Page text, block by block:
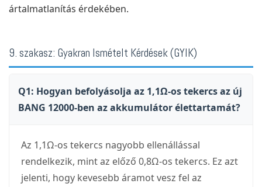
ártalmatlanítás érdekében.
9. szakasz: Gyakran Ismételt Kérdések (GYIK)
Q1: Hogyan befolyásolja az 1,1Ω-os tekercs az új
BANG 12000-ben az akkumulátor élettartamát?
Az 1,1Ω-os tekercs nagyobb ellenállással
rendelkezik, mint az előző 0,8Ω-os tekercs. Ez azt
jelenti, hogy kevesebb áramot vesz fel az